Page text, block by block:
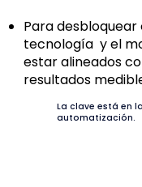
Para desbloquear
tecnología y el
estar alineados
resultados
La clave está en
automatización.